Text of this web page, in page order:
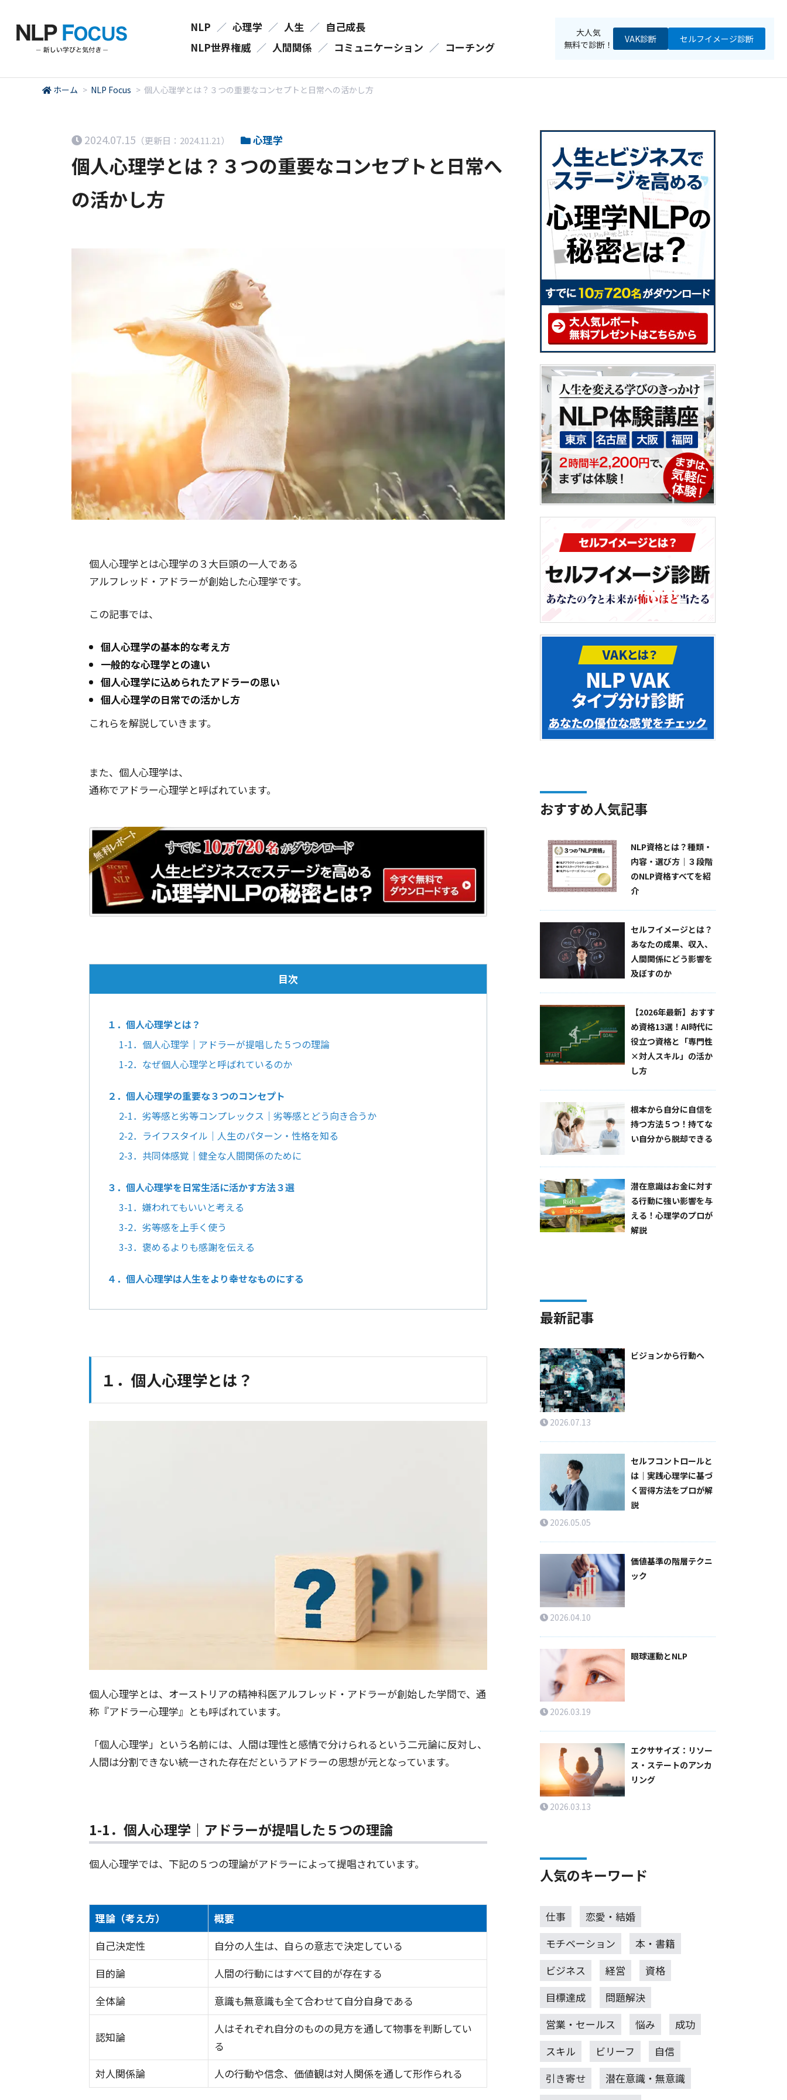
NLP ／ 心理学 ／ 人生 ／ 自己成長
NLP世界権威 ／ 人間関係 ／ コミュニケーション ／ コーチング
大人気
無料で診断！
VAK診断 セルフイメージ診断
ホーム > NLP Focus > 個人心理学とは？３つの重要なコンセプトと日常への活かし方
2024.07.15 （更新日：2024.11.21） 心理学
個人心理学とは？３つの重要なコンセプトと日常へ
の活かし方
個人心理学とは心理学の３大巨頭の一人である
アルフレッド・アドラーが創始した心理学です。
この記事では、
個人心理学の基本的な考え方
一般的な心理学との違い
個人心理学に込められたアドラーの思い
個人心理学の日常での活かし方
これらを解説していきます。
また、個人心理学は、
通称でアドラー心理学と呼ばれています。
目次
１．個人心理学とは？
1-1．個人心理学｜アドラーが提唱した５つの理論
1-2．なぜ個人心理学と呼ばれているのか
２．個人心理学の重要な３つのコンセプト
2-1．劣等感と劣等コンプレックス｜劣等感とどう向き合うか
2-2．ライフスタイル｜人生のパターン・性格を知る
2-3．共同体感覚｜健全な人間関係のために
３．個人心理学を日常生活に活かす方法３選
3-1．嫌われてもいいと考える
3-2．劣等感を上手く使う
3-3．褒めるよりも感謝を伝える
４．個人心理学は人生をより幸せなものにする
１．個人心理学とは？
個人心理学とは、オーストリアの精神科医アルフレッド・アドラーが創始した学問で、通
称『アドラー心理学』とも呼ばれています。
「個人心理学」という名前には、人間は理性と感情で分けられるという二元論に反対し、
人間は分割できない統一された存在だというアドラーの思想が元となっています。
1-1．個人心理学｜アドラーが提唱した５つの理論
個人心理学では、下記の５つの理論がアドラーによって提唱されています。
理論 （考え方）
概要
自己決定性
自分の人生は、自らの意志で決定している
目的論
人間の行動にはすべて目的が存在する
全体論
意識も無意識も全て合わせて自分自身である
認知論
人はそれぞれ自分のものの見方を通して物事を判断してい
る
対人関係論
人の行動や信念、価値観は対人関係を通して形作られる
おすすめ人気記事
NLP資格とは？種類・
内容・選び方｜３段階
のNLP資格すべてを紹
介
セルフイメージとは？
あなたの成果、収入、
人間関係にどう影響を
及ぼすのか
【2026年最新】おすす
め資格13選！AI時代に
役立つ資格と「専門性
×対人スキル」の活か
し方
根本から自分に自信を
持つ方法５つ！持てな
い自分から脱却できる
潜在意識はお金に対す
る行動に強い影響を与
える！心理学のプロが
解説
最新記事
ビジョンから行動へ
2026.07.13
セルフコントロールと
は｜実践心理学に基づ
く習得方法をプロが解
説
2026.05.05
価値基準の階層テクニ
ック
2026.04.10
眼球運動とNLP
2026.03.19
エクササイズ：リソー
ス・ステートのアンカ
リング
2026.03.13
人気のキーワード
仕事
恋愛・結婚
モチベーション
本・書籍
ビジネス
経営
資格
目標達成
問題解決
営業・セールス
悩み
成功
スキル
ビリーフ
自信
引き寄せ
潜在意識・無意識